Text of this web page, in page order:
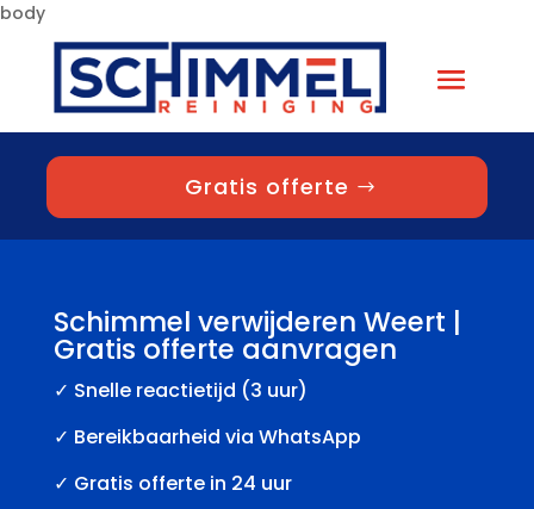
body
Gratis offerte
Schimmel verwijderen Weert |
Gratis offerte aanvragen
✓ Snelle reactietijd (3 uur)
✓ Bereikbaarheid via WhatsApp
✓ Gratis offerte in 24 uur